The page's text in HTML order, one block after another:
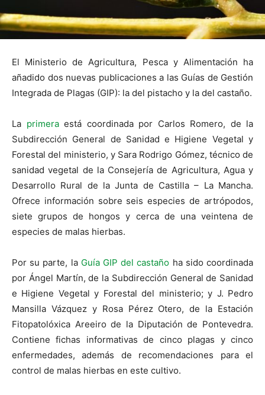
El Ministerio de Agricultura, Pesca y Alimentación ha
añadido dos nuevas publicaciones a las Guías de Gestión
Integrada de Plagas (GIP): la del pistacho y la del castaño.
La primeraestá coordinada por Carlos Romero, de la
Subdirección General de Sanidad e Higiene Vegetal y
Forestal del ministerio, y Sara Rodrigo Gómez, técnico de
sanidad vegetal de la Consejería de Agricultura, Agua y
Desarrollo Rural de la Junta de Castilla – La Mancha.
Ofrece información sobre seis especies de artrópodos,
siete grupos de hongos y cerca de una veintena de
especies de malas hierbas.
Por su parte, la Guía GIP del castaño ha sido coordinada
por Ángel Martín, de la Subdirección General de Sanidad
e Higiene Vegetal y Forestal del ministerio; y J. Pedro
Mansilla Vázquez y Rosa Pérez Otero, de la Estación
Fitopatolóxica Areeiro de la Diputación de Pontevedra.
Contiene fichas informativas de cinco plagas y cinco
enfermedades, además de recomendaciones para el
control de malas hierbas en este cultivo.